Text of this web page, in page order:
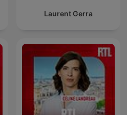
Laurent Gerra